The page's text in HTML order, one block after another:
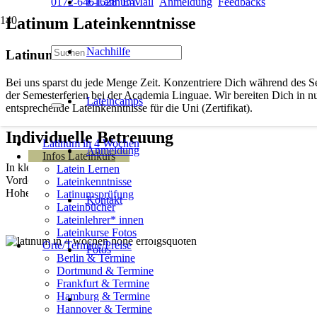
Nachhilfe
Lateincamps
Anmeldung
Kontakt
Fotos
Latinum in 4 Wochen
Infos Lateinkurs
Latein Lernen
Lateinkenntnisse
Latinumsprüfung
Lateinbücher
Lateinlehrer* innen
Lateinkurse Fotos
Orte/Termine/Preise
Berlin & Termine
Dortmund & Termine
Frankfurt & Termine
Hamburg & Termine
Hannover & Termine
Latinum Lateinkenntnisse
Latinum/ Lateinkenntnisse
Bei uns sparst du jede Menge Zeit. Konzentriere Dich während des
der Semesterferien bei der Academia Linguae. Wir bereiten Dich in
entsprechende Lateinkenntnisse für die Uni (Zertifikat).
Individuelle Betreuung
In kleinen Lerngruppen bereiten Dich unsere erfahrenen
Vordergrund. Gelernt wird nur das, was in der Prüfung auch dran
Hohe Erfolgsquoten seit 15 Jahren.